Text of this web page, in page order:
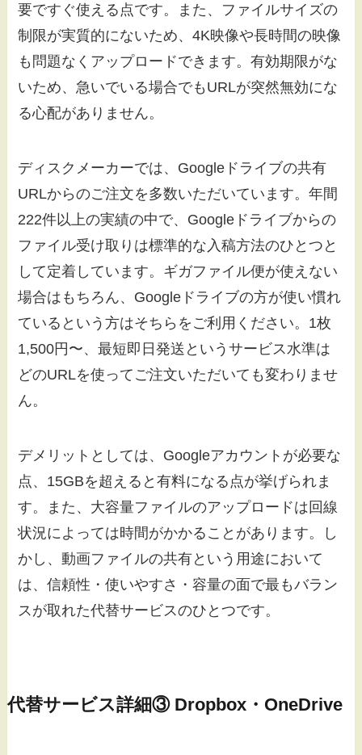
要ですぐ使える点です。また、ファイルサイズの
制限が実質的にないため、4K映像や長時間の映像
も問題なくアップロードできます。有効期限がな
いため、急いでいる場合でもURLが突然無効にな
る心配がありません。
ディスクメーカーでは、Googleドライブの共有
URLからのご注文を多数いただいています。年間
222件以上の実績の中で、Googleドライブからの
ファイル受け取りは標準的な入稿方法のひとつと
して定着しています。ギガファイル便が使えない
場合はもちろん、Googleドライブの方が使い慣れ
ているという方はそちらをご利用ください。1枚
1,500円〜、最短即日発送というサービス水準は
どのURLを使ってご注文いただいても変わりませ
ん。
デメリットとしては、Googleアカウントが必要な
点、15GBを超えると有料になる点が挙げられま
す。また、大容量ファイルのアップロードは回線
状況によっては時間がかかることがあります。し
かし、動画ファイルの共有という用途において
は、信頼性・使いやすさ・容量の面で最もバラン
スが取れた代替サービスのひとつです。
代替サービス詳細③ Dropbox・OneDrive